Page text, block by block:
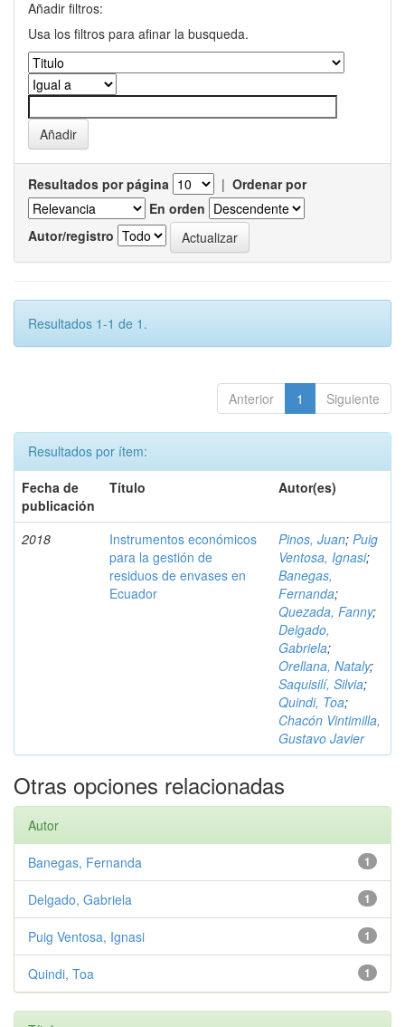
Añadir filtros:
Usa los filtros para afinar la busqueda.
Resultados por página | Ordenar por
En orden
Autor/registro
Resultados 1-1 de 1.
Anterior 1 Siguiente
Resultados por ítem:
Fecha de
publicación
Título Autor(es)
2018
Instrumentos económicos
para la gestión de
residuos de envases en
Ecuador
Pinos, Juan; Puig
Ventosa, Ignasi;
Banegas,
Fernanda;
Quezada, Fanny;
Delgado,
Gabriela;
Orellana, Nataly;
Saquisilí, Silvia;
Quindi, Toa;
Chacón Vintimilla,
Gustavo Javier
Otras opciones relacionadas
Autor
1
Banegas, Fernanda
1
Delgado, Gabriela
1
Puig Ventosa, Ignasi
1
Quindi, Toa